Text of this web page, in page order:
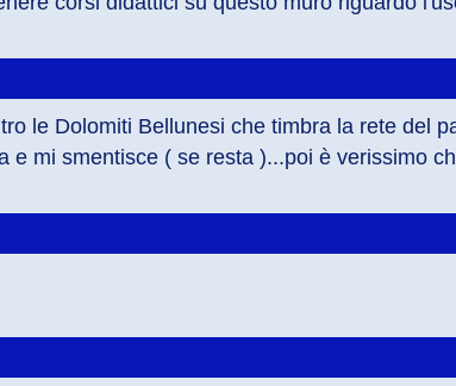
le Dolomiti Bellunesi che timbra la rete del
e mi smentisce ( se resta )...poi è verissimo